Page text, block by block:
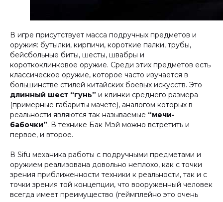
В игре присутствует масса подручных предметов и
оружия: бутылки, кирпичи, короткие палки, трубы,
бейсбольные биты, шесты, швабры и
короткоклинковое оружие. Среди этих предметов есть
классическое оружие, которое часто изучается в
большинстве стилей китайских боевых искусств. Это
длинный шест “гунь” и клинки среднего размера
(примерные габариты мачете), аналогом которых в
реальности являются так называемые “мечи-
бабочки”. В технике Бак Мэй можно встретить и
первое, и второе.
В Sifu механика работы с подручными предметами и
оружием реализована довольно неплохо, как с точки
зрения приближенности техники к реальности, так и с
точки зрения той концепции, что вооруженный человек
всегда имеет преимущество (геймплейно это очень